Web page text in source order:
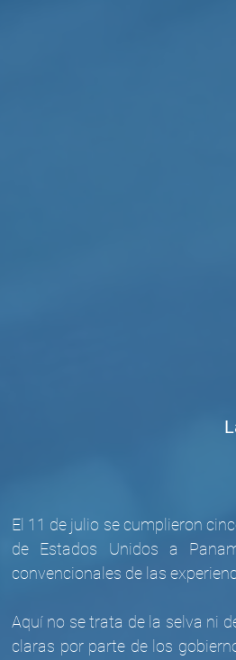
El 11 de julio se cumplieron
de Estados Unidos a
convencionales de las
Aquí no se trata de la selva ni
claras por parte de los